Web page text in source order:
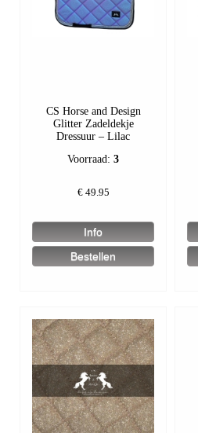
CS Horse and Design
Glitter Zadeldekje
Dressuur – Lilac
Voorraad:3
€ 49.95